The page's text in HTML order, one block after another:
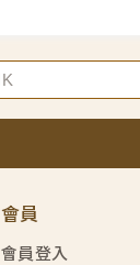
會員
會員登入